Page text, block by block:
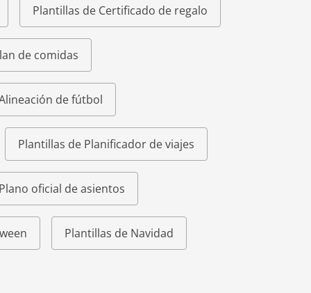
Plantillas de Certificado de regalo
de comidas
de fútbol
Plantillas de Planificador de viajes
oficial de asientos
Plantillas de Navidad